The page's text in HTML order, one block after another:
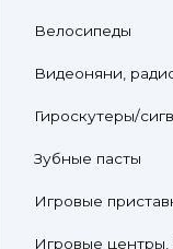
Велосипеды
Видеоняни,
Гироскутеры/
Зубные пасты
Игровые
Игровые центры,